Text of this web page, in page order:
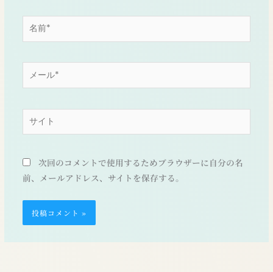
次回のコメントで使用するためブラウザーに自分の名
前、メールアドレス、サイトを保存する。